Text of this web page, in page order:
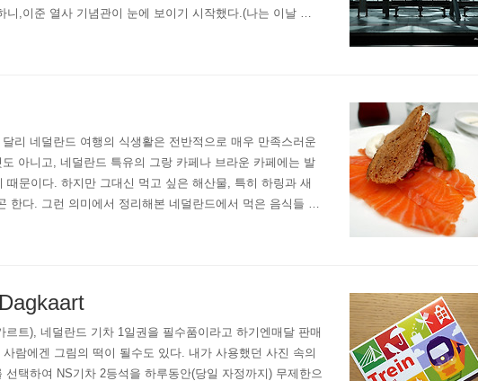
,이준 열사 기념관이 눈에 보이기 시작했다.(나는 이날 다
별 차이 없을 듯ㅎ) 이준 열사 기념관, 드디어 도착. 낯선 나
리 네덜란드 여행의 식생활은 전반적으로 매우 만족스러운
아니고, 네덜란드 특유의 그랑 카페나 브라운 카페에는 발
문이다. 하지만 그대신 먹고 싶은 해산물, 특히 하링과 새
한다. 그런 의미에서 정리해본 네덜란드에서 먹은 음식들 1
시 공개로 전환할 글이 없는지 뒤적이다가 이제서야 발행
트), 네덜란드 기차 1일권을 필수품이라고 하기엔매달 판매
람에겐 그림의 떡이 될수도 있다. 내가 사용했던 사진 속의
택하여 NS기차 2등석을 하루동안(당일 자정까지) 무제한으